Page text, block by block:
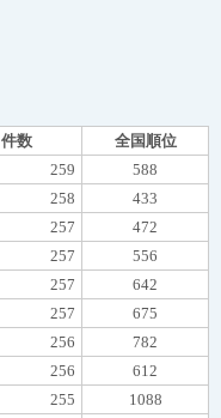
件数
全国順位
259
588
258
433
257
472
257
556
257
642
257
675
256
782
256
612
255
1088